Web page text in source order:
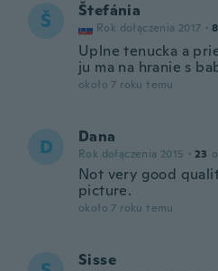
Š Štefánia
Rok dołączenia 2017 ·
Uplne tenucka a
ju ma na hranie s
około 7 roku temu
D Dana
Rok dołączenia 2015 · 23
Not very good
picture.
około 7 roku temu
Sisse